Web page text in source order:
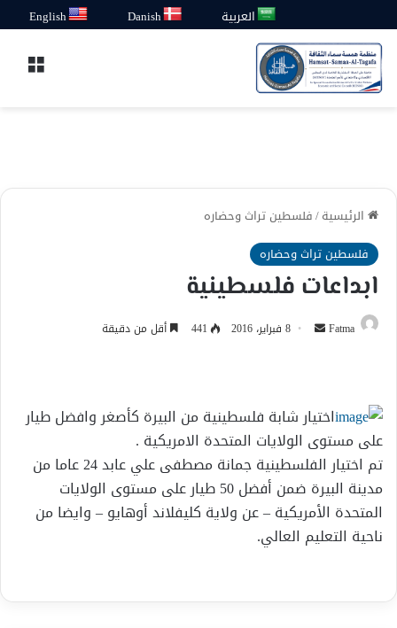
العربية Danish
English
الرئيسية/فلسطين تراث وحضاره
فلسطين تراث وحضاره
ابداعات فلسطينية
Fatma
أرسل 8 فبراير، 2016 441 أقل من دقيقة
اختيار شابة فلسطينية من البيرة كأصغر وافضل طيار
على مستوى الولايات المتحدة الامريكية .
تم اختيار الفلسطينية جمانة مصطفى علي عابد 24 عاما من
مدينة البيرة ضمن أفضل 50 طيار على مستوى الولايات
المتحدة الأمريكية – عن ولاية كليفلاند أوهايو – وايضا من
ناحية التعليم العالي.